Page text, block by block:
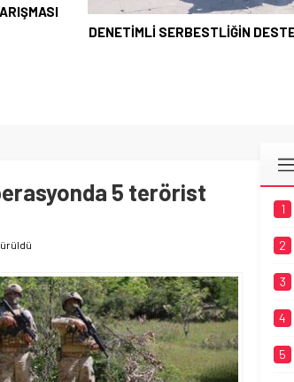
DENETİMLİ SERBESTLİĞİN
5 terörist
1
2
3
4
5